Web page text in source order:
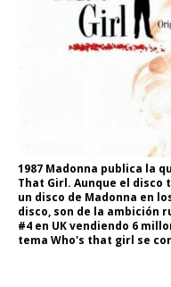
1987 Madonna publica la
That Girl. Aunque el
un disco de Madonna en
disco, son de la ambición
#4 en UK vendiendo 6
tema Who's that girl se